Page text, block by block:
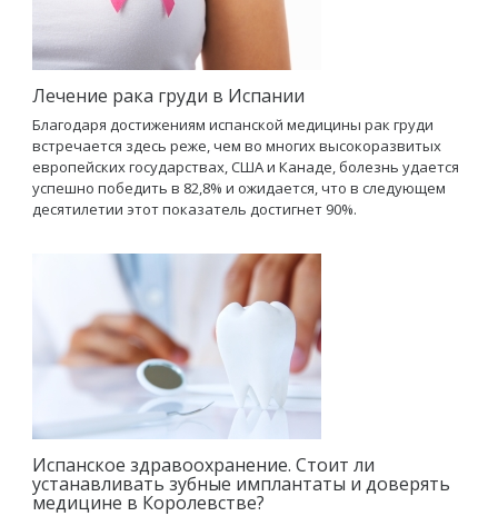
Лечение рака груди в Испании
Благодаря достижениям испанской медицины рак груди
встречается здесь реже, чем во многих высокоразвитых
европейских государствах, США и Канаде, болезнь удается
успешно победить в 82,8% и ожидается, что в следующем
десятилетии этот показатель достигнет 90%.
Испанское здравоохранение. Стоит ли
устанавливать зубные имплантаты и доверять
медицине в Королевстве?